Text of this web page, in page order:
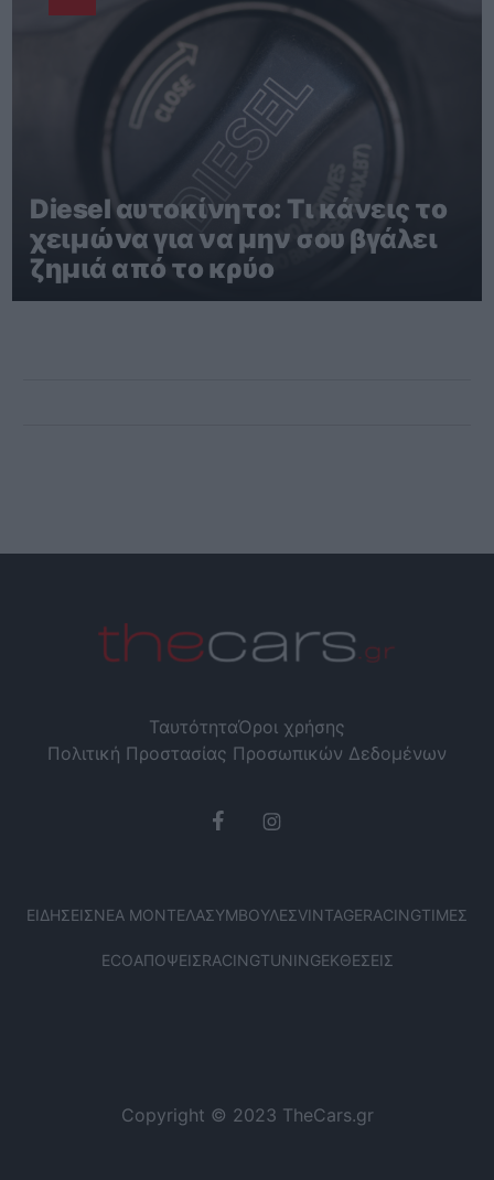
Diesel αυτοκίνητο: Τι κάνεις το
χειμώνα για να μην σου βγάλει
ζημιά από το κρύο
ΤαυτότηταΌροι χρήσης
Πολιτική Προστασίας Προσωπικών Δεδομένων
ΕΙΔΉΣΕΙΣΝΈΑ ΜΟΝΤΈΛΑΣΥΜΒΟΥΛΈΣVINTAGERACINGΤΙΜΈΣ
ECOΑΠΌΨΕΙΣRACINGTUNINGΕΚΘΈΣΕΙΣ
Copyright © 2023 TheCars.gr